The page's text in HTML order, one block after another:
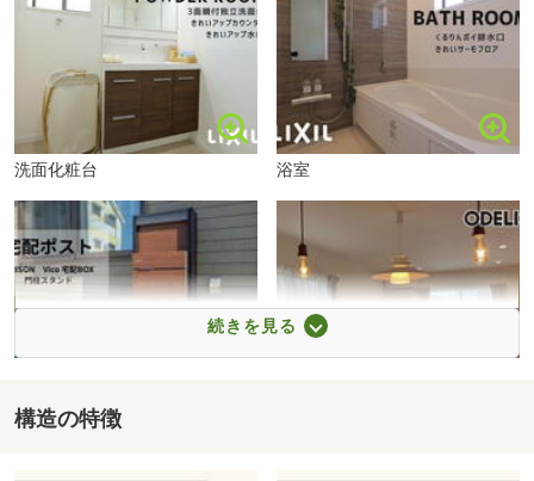
アピタ安城南店まで700m
■【病院】安城更生病院（約3600m・徒歩45分）
■【公園】桜西公園（約93m・徒歩2分）
■【公園】桜井南公園（約600m・徒歩8分）
■【その他環境】桜井公民館（約800m・徒歩10分）
■【郵便局】桜井郵便局（約850m・徒歩11分）
■【銀行】西尾信用金庫桜井支店（約650m・徒歩9分）
■【銀行】碧海信用金庫桜井支店（約900m・徒歩12分）
■【周辺の街並み】パティスリーしあわせのえき（約
750m・徒歩10分）
■【周辺の街並み】ほっともっと安城桜井店（約500m・徒
歩7分）
■【周辺の街並み】丸亀製麺（約600m・徒歩8分）
洗面化粧台 浴室
宅配ポスト付
続きを見る
構造の特徴